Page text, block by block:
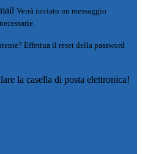
Verrà inviato un messaggio
Effettua il reset della password
la casella di posta elettronica!